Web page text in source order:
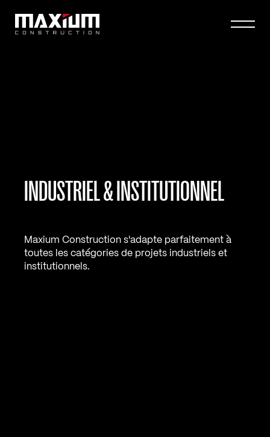
INDUSTRIEL & INSTITUTIONNEL
Maxium Construction s'adapte parfaitement à
toutes les catégories de projets industriels et
institutionnels.